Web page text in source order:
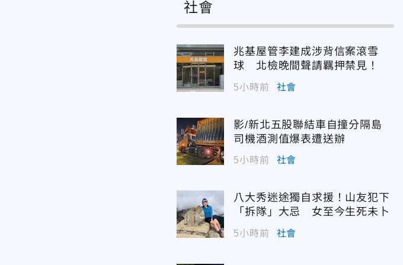
社會
兆基屋管李建成涉背信案滾雪
球 北檢晚間聲請羈押禁見！
5小時前 社會
影/新北五股聯結車自撞分隔島
司機酒測值爆表遭送辦
5小時前 社會
八大秀迷途獨自求援！山友犯下
「拆隊」大忌 女至今生死未卜
5小時前 社會